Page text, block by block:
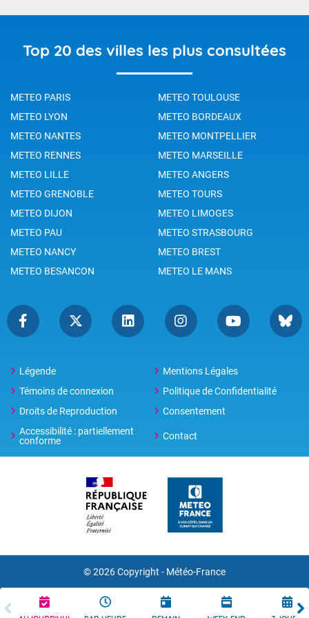
Top 20 des villes les plus consultées
METEO PARIS
METEO TOULOUSE
METEO LYON
METEO BORDEAUX
METEO NANTES
METEO MONTPELLIER
METEO RENNES
METEO MARSEILLE
METEO LILLE
METEO ANGERS
METEO GRENOBLE
METEO TOURS
METEO DIJON
METEO LIMOGES
METEO PAU
METEO STRASBOURG
METEO NANCY
METEO BREST
METEO BESANCON
METEO LE MANS
Légende
Mentions Légales
Témoins de connexion
Politique de Confidentialité
Droits de Reproduction
Consentement
Accessibilité : partiellement
conforme
Contact
© 2026 Copyright - Météo-France